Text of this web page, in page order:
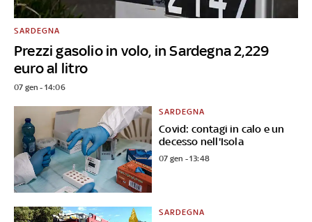
Prezzi gasolio in volo, in Sardegna 2,229
euro al litro
SARDEGNA
07 gen - 14:06
Covid: contagi in calo e un
decesso nell'Isola
SARDEGNA
07 gen - 13:48
SARDEGNA